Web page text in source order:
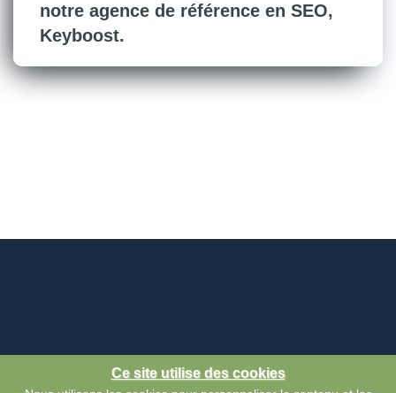
notre agence de référence en SEO,
Keyboost.
Ce site utilise des cookies